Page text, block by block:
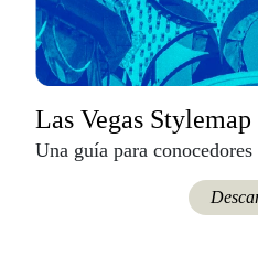
Las Vegas Stylemap
Una guía para conocedores